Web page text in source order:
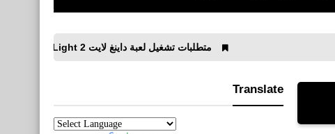
متطلبات تشغيل لعبة داينغ لايت Dying Light 2 على الكمبيوتر
Translate